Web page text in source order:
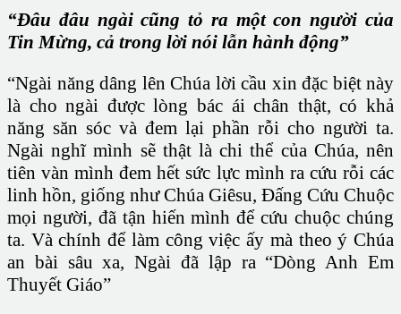
“Đâu đâu ngài cũng tỏ ra một con người của
Tin Mừng, cả trong lời nói lẫn hành động”
“Ngài năng dâng lên Chúa lời cầu xin đặc biệt này
là cho ngài được lòng bác ái chân thật, có khả
năng săn sóc và đem lại phần rỗi cho người ta.
Ngài nghĩ mình sẽ thật là chi thể của Chúa, nên
tiên vàn mình đem hết sức lực mình ra cứu rỗi các
linh hồn, giống như Chúa Giêsu, Đấng Cứu Chuộc
mọi người, đã tận hiến mình để cứu chuộc chúng
ta. Và chính để làm công việc ấy mà theo ý Chúa
an bài sâu xa, Ngài đã lập ra “Dòng Anh Em
Thuyết Giáo”